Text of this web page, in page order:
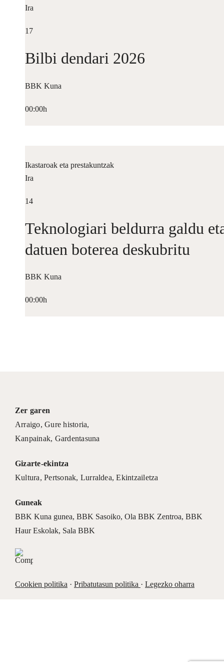
Ira
17
Bilbi dendari 2026
BBK Kuna
00:00h
Ikastaroak eta prestakuntzak
Ira
14
Teknologiari beldurra galdu
datuen boterea deskubritu
BBK Kuna
00:00h
Zer garen
Arraigo,Gure historia,
Kanpainak, Gardentasuna
Gizarte-ekintza
Kultura,Pertsonak, Lurraldea,Ekintzailetza
Guneak
BBK Kuna gunea, BBK Sasoiko, Ola BBK Zentroa, BBK
Haur Eskolak, Sala BBK
Cookien politika · Pribatutasun politika · Legezko oharra